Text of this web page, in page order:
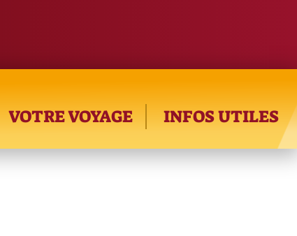
VOTRE VOYAGE INFOS UTILES